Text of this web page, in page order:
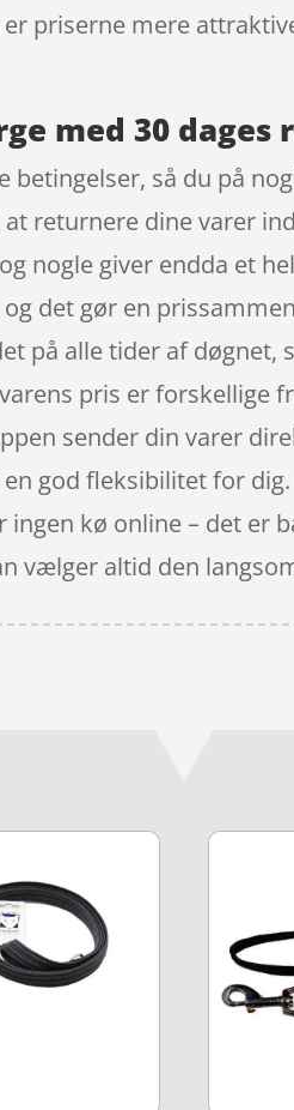
priserne mere
med 30
betingelser, så du på
returnere dine varer
nogle giver endda et
det gør en
på alle tider af
pris er forskellige
sender din varer
god fleksibilitet for
kø online – det er
vælger altid den